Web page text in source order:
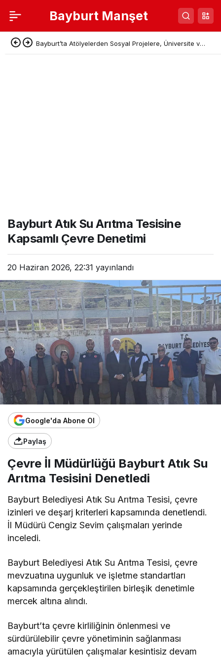
Bayburt Manşet
Bayburt’ta Atölyelerden Sosyal Projelere, Üniversite ve
Bayburt Atık Su Arıtma Tesisine
Kapsamlı Çevre Denetimi
20 Haziran 2026, 22:31 yayınlandı
Google'da Abone Ol
Paylaş
Çevre İl Müdürlüğü Bayburt Atık Su
Arıtma Tesisini Denetledi
Bayburt Belediyesi Atık Su Arıtma Tesisi, çevre
izinleri ve deşarj kriterleri kapsamında denetlendi.
İl Müdürü Cengiz Sevim çalışmaları yerinde
inceledi.
Bayburt Belediyesi Atık Su Arıtma Tesisi, çevre
mevzuatına uygunluk ve işletme standartları
kapsamında gerçekleştirilen birleşik denetimle
mercek altına alındı.
Bayburt’ta çevre kirliliğinin önlenmesi ve
sürdürülebilir çevre yönetiminin sağlanması
amacıyla yürütülen çalışmalar kesintisiz devam